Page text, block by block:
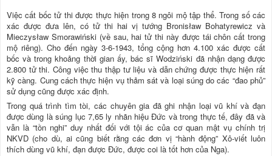
Việc cất bốc tử thi được thực hiện trong 8 ngôi mộ tập thể. Trong số các
xác được đưa lên, có tử thi hai vị tướng Bronisław Bohatyrewicz và
Mieczysław Smorawiński (về sau, hai tử thi này được tái chôn cất trong
mộ riêng). Cho đến ngày 3-6-1943, tổng cộng hơn 4.100 xác được cất
bốc và trong khoảng thời gian ấy, bác sĩ Wodziński đã nhận dạng được
2.800 tử thi. Công việc thu thập tư liệu và dẫn chứng được thực hiện rất
kỹ càng. Cung cách thực hiện vụ thảm sát và loại súng do các “đao phủ”
sử dụng cũng được xác định.
Trong quá trình tìm tòi, các chuyên gia đã ghi nhận loại vũ khí và đạn
được dùng là súng lục 7,65 ly nhãn hiệu Đức và trong thực tế, đây đã và
vẫn là “tồn nghi” duy nhất đối với tội ác của cơ quan mật vụ chính trị
NKVD (cho dù, ai cũng biết rằng các đơn vị “hành động” Xô-viết luôn
thích dùng vũ khí, đạn được Đức, được coi là tốt hơn của Nga).